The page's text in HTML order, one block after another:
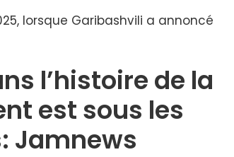
lorsque Garibashvili a annoncé
l’histoire de la
est sous les
Jamnews